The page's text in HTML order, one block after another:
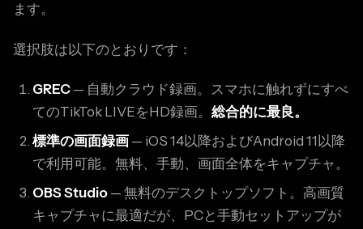
ます。
選択肢は以下のとおりです：
GREC — 自動クラウド録画。スマホに触れずにすべ
てのTikTok LIVEをHD録画。 総合的に最良。
標準の画面録画 — iOS 14以降およびAndroid 11以降
で利用可能。無料、手動、画面全体をキャプチャ。
OBS Studio — 無料のデスクトップソフト。高画質
キャプチャに最適だが、PCと手動セットアップが